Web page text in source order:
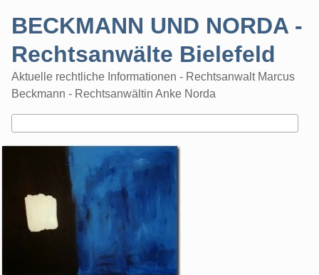
BECKMANN UND NORDA -
Rechtsanwälte Bielefeld
Aktuelle rechtliche Informationen - Rechtsanwalt Marcus
Beckmann - Rechtsanwältin Anke Norda